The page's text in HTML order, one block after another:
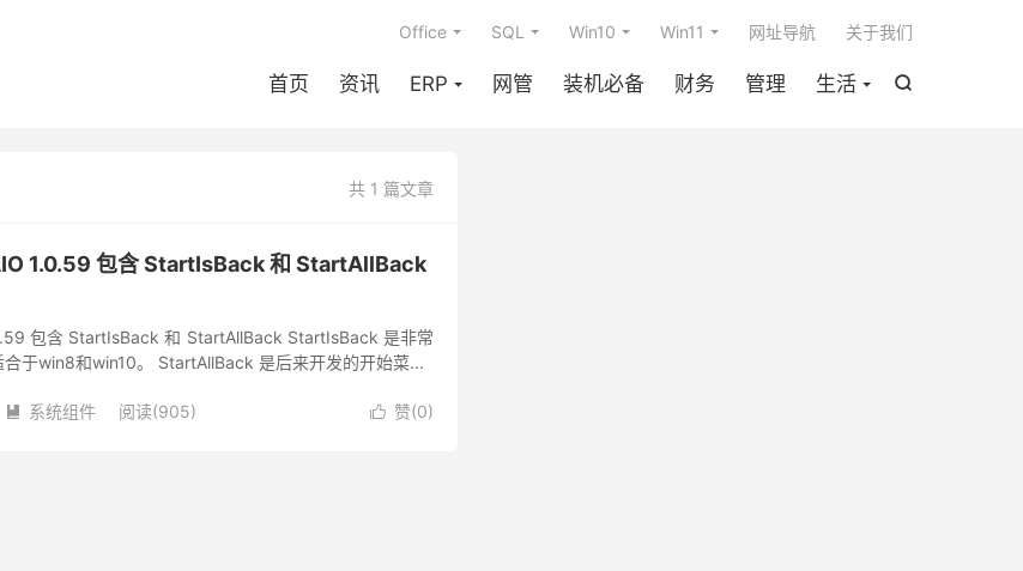

首页 资讯 ERP 网管 装机必备 财务 管理 生活
Office SQL Win10 Win11 网址导航 关于我们
共 1 篇文章
1.0.59 包含 StartIsBack 和 StartAllBack
包含 StartIsBack 和 StartAllBack StartIsBack 是非常
于win8和win10。 StartAllBack 是后来开发的开始菜...
 赞(0)
 系统组件 阅读(905)